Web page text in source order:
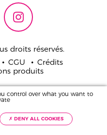
droits réservés.
CGU
Crédits
produits
santé,
par jour.
control over what you want to
✗ DENY ALL COOKIES